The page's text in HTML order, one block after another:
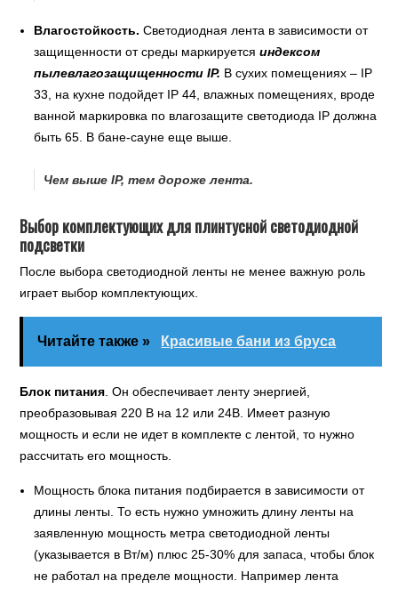
Влагостойкость. Светодиодная лента в зависимости от
защищенности от среды маркируетсяиндексом
пылевлагозащищенности IP. В сухих помещениях – IP
33, на кухне подойдет IP 44, влажных помещениях, вроде
ванной маркировка по влагозащите светодиода IP должна
быть 65. В бане-сауне еще выше.
Чем выше IP, тем дороже лента.
Выбор комплектующих для плинтусной светодиодной
подсветки
После выбора светодиодной ленты не менее важную роль
играет выбор комплектующих.
Читайте также » Красивые бани из бруса
Блок питания . Он обеспечивает ленту энергией,
преобразовывая 220 В на 12 или 24В. Имеет разную
мощность и если не идет в комплекте с лентой, то нужно
рассчитать его мощность.
Мощность блока питания подбирается в зависимости от
длины ленты. То есть нужно умножить длину ленты на
заявленную мощность метра светодиодной ленты
(указывается в Вт/м) плюс 25-30% для запаса, чтобы блок
не работал на пределе мощности. Например лента